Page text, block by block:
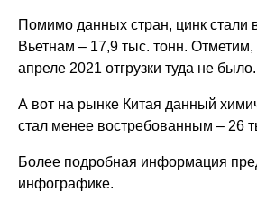
Помимо данных стран, цинк стали
Вьетнам – 17,9 тыс. тонн. Отметим,
апреле 2021 отгрузки туда не было.
А вот на рынке Китая данный
стал менее востребованным – 26
Более подробная информация
инфографике.